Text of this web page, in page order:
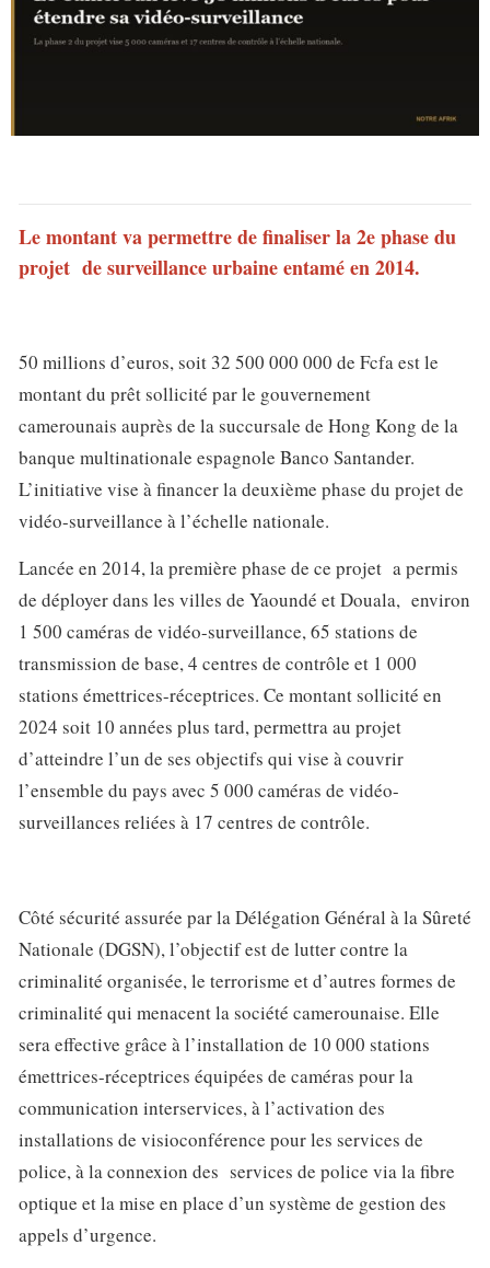
Le montant va permettre de finaliser la 2e phase du
projet de surveillance urbaine entamé en 2014.
50 millions d’euros, soit 32 500 000 000 de Fcfa est le
montant du prêt sollicité par le gouvernement
camerounais auprès de la succursale de Hong Kong de la
banque multinationale espagnole Banco Santander.
L’initiative vise à financer la deuxième phase du projet de
vidéo-surveillance à l’échelle nationale.
Lancée en 2014, la première phase de ce projet a permis
de déployer dans les villes de Yaoundé et Douala, environ
1 500 caméras de vidéo-surveillance, 65 stations de
transmission de base, 4 centres de contrôle et 1 000
stations émettrices-réceptrices. Ce montant sollicité en
2024 soit 10 années plus tard, permettra au projet
d’atteindre l’un de ses objectifs qui vise à couvrir
l’ensemble du pays avec 5 000 caméras de vidéo-
surveillances reliées à 17 centres de contrôle.
Côté sécurité assurée par la Délégation Général à la Sûreté
Nationale (DGSN), l’objectif est de lutter contre la
criminalité organisée, le terrorisme et d’autres formes de
criminalité qui menacent la société camerounaise. Elle
sera effective grâce à l’installation de 10 000 stations
émettrices-réceptrices équipées de caméras pour la
communication interservices, à l’activation des
installations de visioconférence pour les services de
police, à la connexion des services de police via la fibre
optique et la mise en place d’un système de gestion des
appels d’urgence.